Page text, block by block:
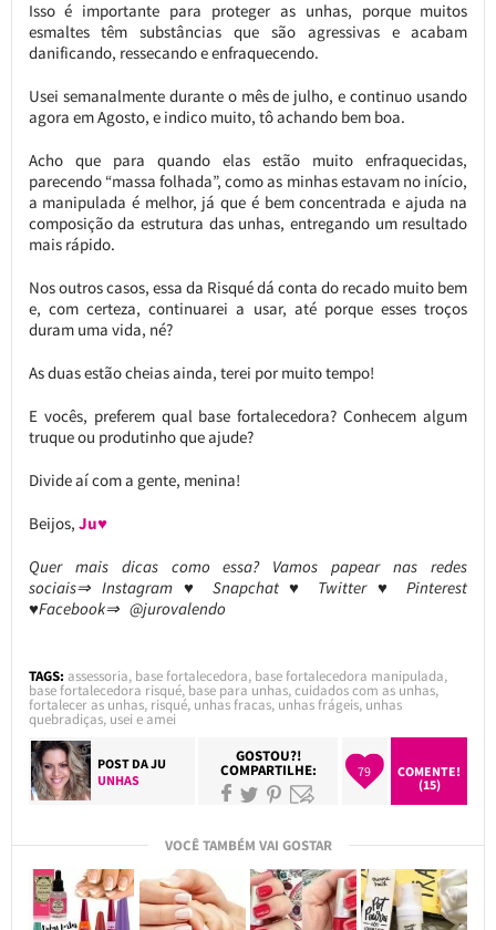
Isso é importante para proteger as unhas, porque muitos
esmaltes têm substâncias que são agressivas e acabam
danificando, ressecando e enfraquecendo.
Usei semanalmente durante o mês de julho, e continuo usando
agora em Agosto, e indico muito, tô achando bem boa.
Acho que para quando elas estão muito enfraquecidas,
parecendo “massa folhada”, como as minhas estavam no início,
a manipulada é melhor, já que é bem concentrada e ajuda na
composição da estrutura das unhas, entregando um resultado
mais rápido.
Nos outros casos, essa da Risqué dá conta do recado muito bem
e, com certeza, continuarei a usar, até porque esses troços
duram uma vida, né?
As duas estão cheias ainda, terei por muito tempo!
E vocês, preferem qual base fortalecedora? Conhecem algum
truque ou produtinho que ajude?
Divide aí com a gente, menina!
Beijos, Ju♥
Quer mais dicas como essa? Vamos papear nas redes
sociais⇒ Instagram ♥ Snapchat ♥ Twitter ♥ Pinterest
♥Facebook⇒ @jurovalendo
TAGS: assessoria, base fortalecedora, base fortalecedora manipulada,
base fortalecedora risqué, base para unhas,cuidados com as unhas,
fortalecer as unhas, risqué, unhas fracas, unhas frágeis, unhas
quebradiças, usei e amei
POST DAJU
UNHAS
GOSTOU?!
COMPARTILHE: 79
COMENTE!
(15)
VOCÊ TAMBÉM VAI GOSTAR